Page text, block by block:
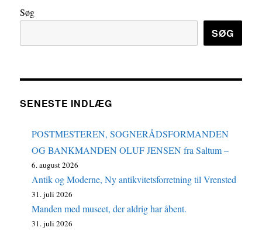
Søg
SØG
SENESTE INDLÆG
POSTMESTEREN, SOGNERÅDSFORMANDEN
OG BANKMANDEN OLUF JENSEN fra Saltum –
6. august 2026
Antik og Moderne, Ny antikvitetsforretning til Vrensted
31. juli 2026
Manden med museet, der aldrig har åbent.
31. juli 2026